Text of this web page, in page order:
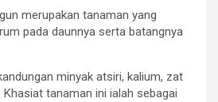
merupakan tanaman yang
pada daunnya serta batangnya
minyak atsiri, kalium, zat
tanaman ini ialah sebagai